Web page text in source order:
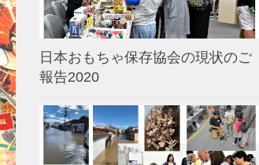
日本おもちゃ保存協会の現状のご
報告2020